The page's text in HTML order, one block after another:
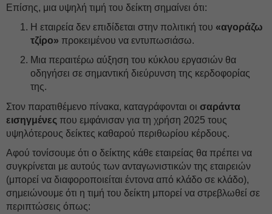
Επίσης, μια υψηλή τιμή του δείκτη σημαίνει ότι:
Η εταιρεία δεν επιδίδεται στην πολιτική του «αγοράζω
τζίρο» προκειμένου να εντυπωσιάσω.
Μια περαιτέρω αύξηση του κύκλου εργασιών θα
οδηγήσει σε σημαντική διεύρυνση της κερδοφορίας
της.
Στον παρατιθέμενο πίνακα, καταγράφονται οι σαράντα
εισηγμένες που εμφάνισαν για τη χρήση 2025 τους
υψηλότερους δείκτες καθαρού περιθωρίου κέρδους.
Αφού τονίσουμε ότι ο δείκτης κάθε εταιρείας θα πρέπει να
συγκρίνεται με αυτούς των ανταγωνιστικών της εταιρειών
(μπορεί να διαφοροποιείται έντονα από κλάδο σε κλάδο),
σημειώνουμε ότι η τιμή του δείκτη μπορεί να στρεβλωθεί σε
περιπτώσεις όπως: